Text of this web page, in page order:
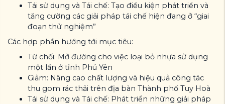
Tái sử dụng và Tái chế: Tạo điều kiện phát triển và
tăng cường các giải pháp tái chế hiện đang ở “giai
đoạn thử nghiệm”
Các hợp phần hướng tới mục tiêu:
Từ chối: Mở đường cho việc loại bỏ nhựa sử dụng
một lần ở tỉnh Phú Yên
Giảm: Nâng cao chất lượng và hiệu quả công tác
thu gom rác thải trên địa bàn Thành phố Tuy Hoà
Tái sử dụng và Tái chế: Phát triển những giải pháp